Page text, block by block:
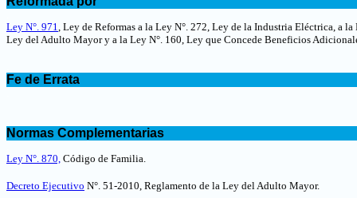
Ley N°. 971, Ley de Reformas a la Ley N°. 272, Ley de la Industria Eléctrica, a
Ley del Adulto Mayor y a la Ley N°. 160, Ley que Concede Beneficios
Fe de Errata
Normas Complementarias
Ley N°. 870, Código de Familia.
Decreto Ejecutivo N°. 51-2010, Reglamento de la Ley del Adulto Mayor.